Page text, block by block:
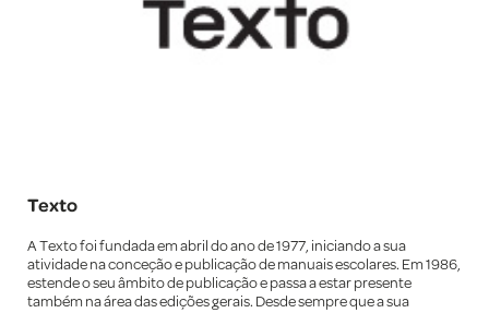
Texto
A Texto foi fundada em abril do ano de 1977, iniciando a sua
atividade na conceção e publicação de manuais escolares. Em 1986,
estende o seu âmbito de publicação e passa a estar presente
também na área das edições gerais. Desde sempre que a sua